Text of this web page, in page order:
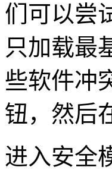
们可以尝
只加载最
些软件冲
钮，然后
进入安全